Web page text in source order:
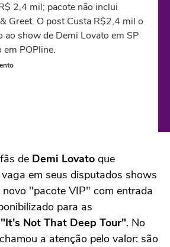
2,4 mil; pacote não inclui
Greet. O post Custa R$2,4 mil o
ao show de Demi Lovato em SP
em POPline.
de Demi Lovato que
em seus disputados shows
novo "pacote VIP" com entrada
para as
"It's Not That Deep Tour". No
a atenção pelo valor: são